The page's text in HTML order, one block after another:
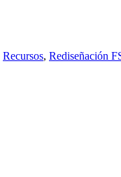
Recursos, Rediseñación